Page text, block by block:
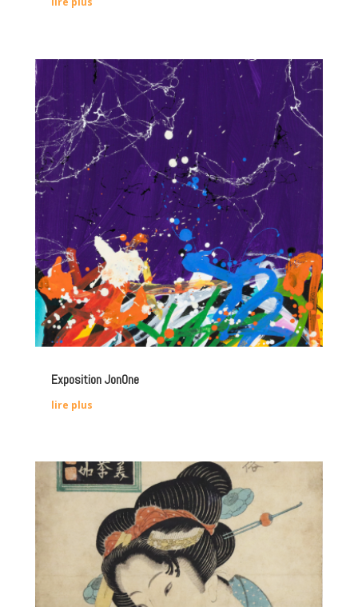
Exposition JonOne
lire plus